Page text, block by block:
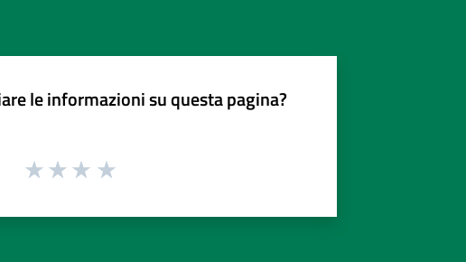
le informazioni su questa pagina?